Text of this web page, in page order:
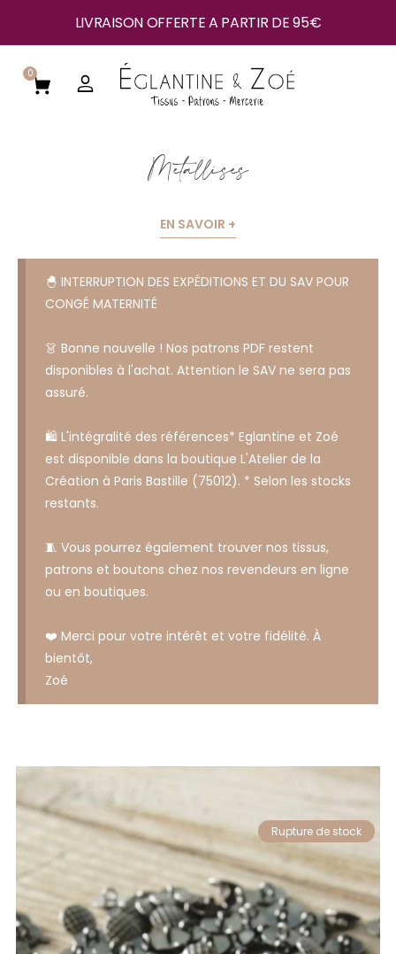
LIVRAISON OFFERTE A PARTIR DE 95€
0
Métallisés
EN SAVOIR +
🐣 INTERRUPTION DES EXPÉDITIONS ET DU SAV POUR
CONGÉ MATERNITÉ
👗 Bonne nouvelle ! Nos patrons PDF restent
disponibles à l'achat. Attention le SAV ne sera pas
assuré.
🛍️ L'intégralité des références* Eglantine et Zoé
est disponible dans la boutique L'Atelier de la
Création à Paris Bastille (75012). * Selon les stocks
restants.
🧵 Vous pourrez également trouver nos tissus,
patrons et boutons chez nos revendeurs en ligne
ou en boutiques.
❤️ Merci pour votre intérêt et votre fidélité. À
bientôt,
Zoé
Rupture de stock